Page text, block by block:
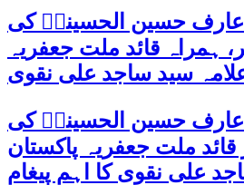
عارف حسین الحسینیؒ کی
ہمراہ قائد ملت جعفریہ
سید ساجد علی نقوی
عارف حسین الحسینیؒ کی
قائد ملت جعفریہ پاکستان
علی نقوی کا اہم پیغام